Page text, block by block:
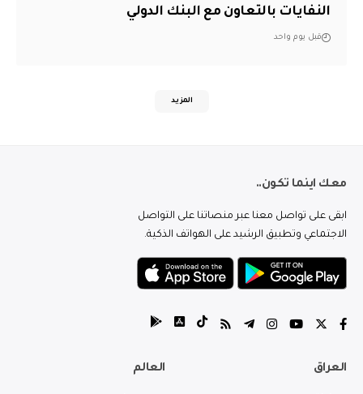
النفايات بالتعاون مع البنك الدولي
قبل يوم واحد
المزيد
معك اينما تكون..
ابقى على تواصل معنا عبر منصاتنا على التواصل
الاجتماعي وتطبيق الرشيد على الهواتف الذكية.
العراق العالم